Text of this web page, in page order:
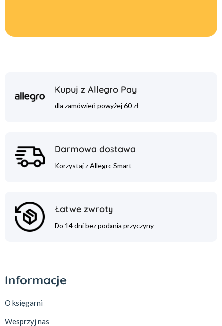
Kupuj z Allegro Pay
dla zamówień powyżej 60 zł
Darmowa dostawa
Korzystaj z Allegro Smart
Łatwe zwroty
Do 14 dni bez podania przyczyny
Informacje
O księgarni
Wesprzyj nas